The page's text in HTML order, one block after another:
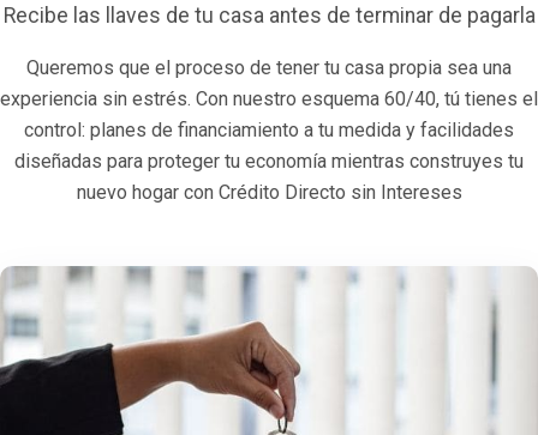
Recibe las llaves de tu casa antes de terminar de pagarla
Queremos que el proceso de tener tu casa propia sea una
experiencia sin estrés. Con nuestro esquema 60/40, tú tienes el
control: planes de financiamiento a tu medida y facilidades
diseñadas para proteger tu economía mientras construyes tu
nuevo hogar con Crédito Directo sin Intereses